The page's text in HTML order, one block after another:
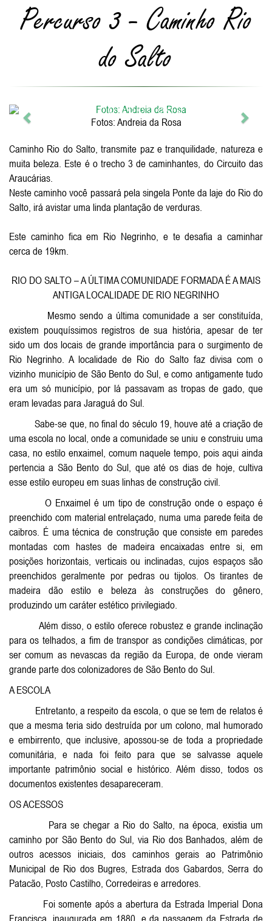
Percurso 3 - Caminho Rio
do Salto
Fotos: Andreia da Rosa
Anterior
Caminho Rio do Salto, transmite paz e tranquilidade, natureza e
muita beleza. Este é o trecho 3 de caminhantes, do Circuito das
Araucárias.
Neste caminho você passará pela singela Ponte da laje do Rio do
Salto, irá avistar uma linda plantação de verduras.
Este caminho fica em Rio Negrinho, e te desafia a caminhar
cerca de 19km.
RIO DO SALTO – A ÚLTIMA COMUNIDADE FORMADA É A MAIS
ANTIGA LOCALIDADE DE RIO NEGRINHO
Mesmo sendo a última comunidade a ser constituída,
existem pouquíssimos registros de sua história, apesar de ter
sido um dos locais de grande importância para o surgimento de
Rio Negrinho. A localidade de Rio do Salto faz divisa com o
vizinho município de São Bento do Sul, e como antigamente tudo
era um só município, por lá passavam as tropas de gado, que
eram levadas para Jaraguá do Sul.
Sabe-se que, no final do século 19, houve até a criação de
uma escola no local, onde a comunidade se uniu e construiu uma
casa, no estilo enxaimel, comum naquele tempo, pois aqui ainda
pertencia a São Bento do Sul, que até os dias de hoje, cultiva
esse estilo europeu em suas linhas de construção civil.
O Enxaimel é um tipo de construção onde o espaço é
preenchido com material entrelaçado, numa uma parede feita de
caibros. É uma técnica de construção que consiste em paredes
montadas com hastes de madeira encaixadas entre si, em
posições horizontais, verticais ou inclinadas, cujos espaços são
preenchidos geralmente por pedras ou tijolos. Os tirantes de
madeira dão estilo e beleza às construções do gênero,
produzindo um caráter estético privilegiado.
Além disso, o estilo oferece robustez e grande inclinação
para os telhados, a fim de transpor as condições climáticas, por
ser comum as nevascas da região da Europa, de onde vieram
grande parte dos colonizadores de São Bento do Sul.
A ESCOLA
Entretanto, a respeito da escola, o que se tem de relatos é
que a mesma teria sido destruída por um colono, mal humorado
e embirrento, que inclusive, apossou-se de toda a propriedade
comunitária, e nada foi feito para que se salvasse aquele
importante patrimônio social e histórico. Além disso, todos os
documentos existentes desapareceram.
OS ACESSOS
Para se chegar a Rio do Salto, na época, existia um
caminho por São Bento do Sul, via Rio dos Banhados, além de
outros acessos iniciais, dos caminhos gerais ao Patrimônio
Municipal de Rio dos Bugres, Estrada dos Gabardos, Serra do
Patacão, Posto Castilho, Corredeiras e arredores.
Foi somente após a abertura da Estrada Imperial Dona
Francisca, inaugurada em 1880, e da passagem da Estrada de